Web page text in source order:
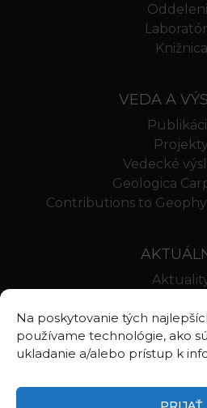
Na poskytovanie tých
používame technológie, ako
ukladanie a/alebo prístup k
Knižnica
VEDA A
Projekty
Vedecké
Geologica
Contributions to
Stravovanie
Webmail
Webmail